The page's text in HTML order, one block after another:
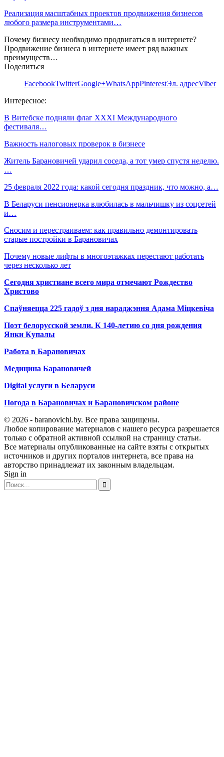
Реализация масштабных проектов продвижения бизнесов
любого размера инструментами…
Почему бизнесу необходимо продвигаться в интернете?
Продвижение бизнеса в интернете имеет ряд важных
преимуществ…
Поделиться
FacebookTwitterGoogle+WhatsAppPinterestЭл. адресViber
Интересное:
В Витебске подняли флаг XXXI Международного
фестиваля…
Важность налоговых проверок в бизнесе
Житель Барановичей ударил соседа, а тот умер спустя неделю.
…
25 февраля 2022 года: какой сегодня праздник, что можно, а…
В Беларуси пенсионерка влюбилась в мальчишку из соцсетей
и…
Сносим и перестраиваем: как правильно демонтировать
старые постройки в Барановичах
Почему новые лифты в многоэтажках перестают работать
через несколько лет
Сегодня христиане всего мира отмечают Рождество
Христово
Спаўняецца 225 гадоў з дня нараджэння Адама Міцкевіча
Поэт белорусской земли. К 140-летию со дня рождения
Янки Купалы
Работа в Барановичах
Медицина Барановичей
Digital услуги в Беларуси
Погода в Барановичах и Барановичском районе
© 2026 - baranovichi.by. Все права защищены.
Любое копирование материалов с нашего ресурса разрешается
только с обратной активной ссылкой на страницу статьи.
Все материалы опубликованные на сайте взяты с открытых
источников и других порталов интернета, все права на
авторство принадлежат их законным владельцам.
Sign in